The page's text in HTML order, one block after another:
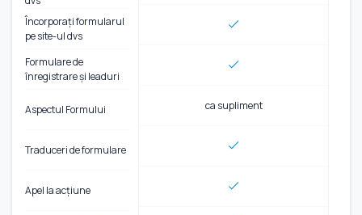
Încorporați formularul
pe site-ul dvs
Formulare de
înregistrare și leaduri
Aspectul Formului
Traduceri de formulare
Apel la acțiune
ca supliment